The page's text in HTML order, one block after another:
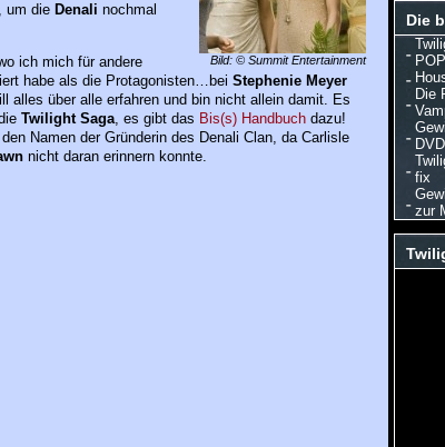
Bild: © Summit Entertainment
um die Denali nochmal
ich mich für andere
habe als die Protagonisten…bei Stephenie Meyer
alles über alle erfahren und bin nicht allein damit. Es
Twilight Saga, es gibt das Bis(s) Handbuchdazu!
Namen der Gründerin des Denali Clan, da Carlisle
nicht daran erinnern konnte.
Die
Die
fix
zur